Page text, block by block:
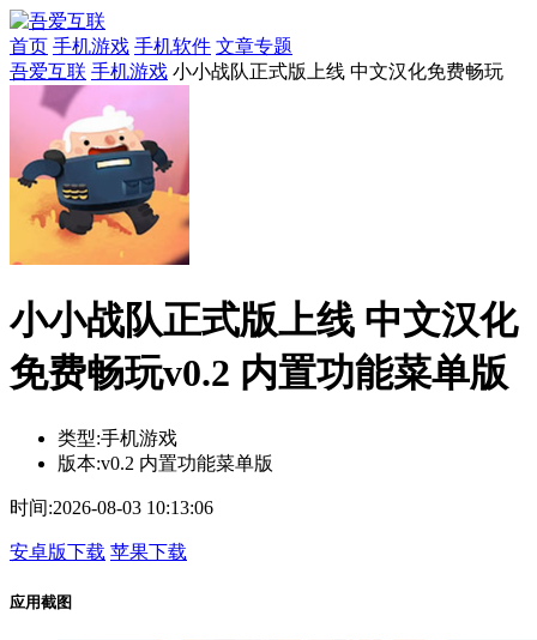
首页 手机游戏 手机软件 文章专题
吾爱互联 手机游戏 小小战队正式版上线 中文汉化免费畅玩
小小战队正式版上线 中文汉化
免费畅玩v0.2 内置功能菜单版
类型:手机游戏
版本:v0.2 内置功能菜单版
时间:2026-08-03 10:13:06
安卓版下载 苹果下载
应用截图